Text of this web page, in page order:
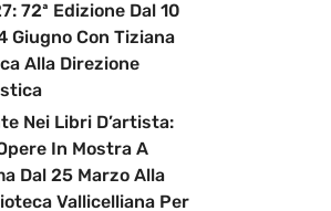
72ª Edizione Dal 10
Giugno Con Tiziana
Alla Direzione
Nei Libri D’artista:
In Mostra A
Dal 25 Marzo Alla
Vallicelliana Per